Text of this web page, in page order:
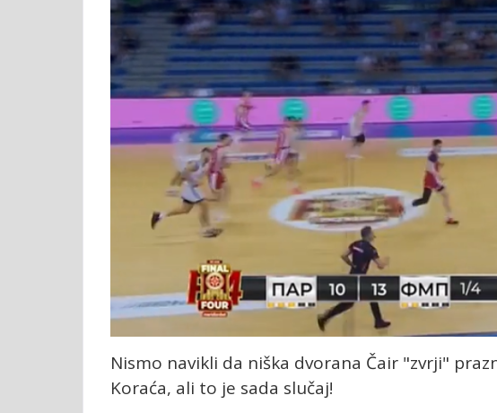
Nismo navikli da niška dvorana Čair "zvrji"
Koraća, ali to je sada slučaj!